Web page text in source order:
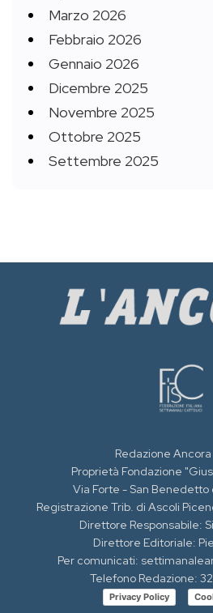
Marzo 2026
Febbraio 2026
Gennaio 2026
Dicembre 2025
Novembre 2025
Ottobre 2025
Settembre 2025
Redazione
Proprietà Fondazione
Via Forte - San Benedetto
Registrazione Trib. di Ascoli
Direttore Responsabile:
Direttore Editoriale:
Per comunicati:
Telefono Redazione:
Privacy Policy